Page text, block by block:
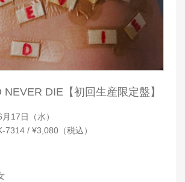
DIE【初回生産限定盤】
17日（水）
7314 / ¥3,080（税込）